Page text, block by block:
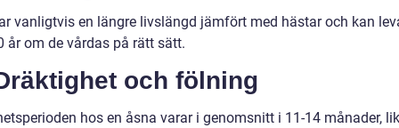
vanligtvis en längre livslängd jämfört med hästar och kan
år om de vårdas på rätt sätt.
och fölning
hos en åsna varar i genomsnitt i 11-14 månader,